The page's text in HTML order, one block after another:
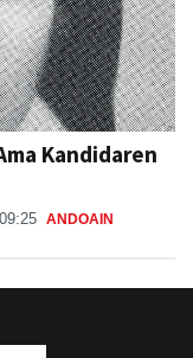
Kandidaren
ANDOAIN